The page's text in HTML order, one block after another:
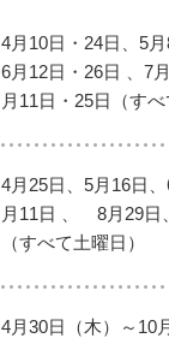
4月10日・24日、5月
6月12日・26日 、7
月11日・25日（すべ
4月25日、5月16日
月11日 、 8月29日
（すべて土曜日）
4月30日（木）～10